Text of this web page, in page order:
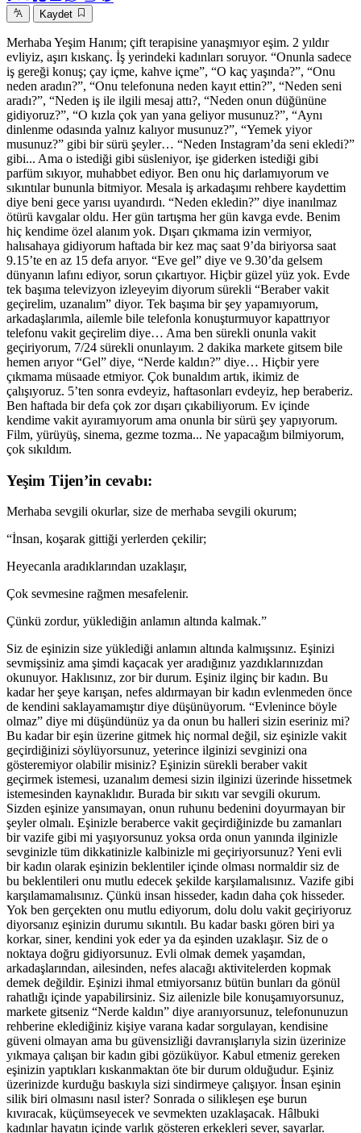
Kaydet
Merhaba Yeşim Hanım; çift terapisine yanaşmıyor eşim. 2 yıldır
evliyiz, aşırı kıskanç. İş yerindeki kadınları soruyor. “Onunla sadece
iş gereği konuş; çay içme, kahve içme”, “O kaç yaşında?”, “Onu
neden aradın?”, “Onu telefonuna neden kayıt ettin?”, “Neden seni
aradı?”, “Neden iş ile ilgili mesaj attı?, “Neden onun düğününe
gidiyoruz?”, “O kızla çok yan yana geliyor musunuz?”, “Aynı
dinlenme odasında yalnız kalıyor musunuz?”, “Yemek yiyor
musunuz?” gibi bir sürü şeyler… “Neden Instagram’da seni ekledi?”
gibi... Ama o istediği gibi süsleniyor, işe giderken istediği gibi
parfüm sıkıyor, muhabbet ediyor. Ben onu hiç darlamıyorum ve
sıkıntılar bununla bitmiyor. Mesala iş arkadaşımı rehbere kaydettim
diye beni gece yarısı uyandırdı. “Neden ekledin?” diye inanılmaz
ötürü kavgalar oldu. Her gün tartışma her gün kavga evde. Benim
hiç kendime özel alanım yok. Dışarı çıkmama izin vermiyor,
halısahaya gidiyorum haftada bir kez maç saat 9’da biriyorsa saat
9.15’te en az 15 defa arıyor. “Eve gel” diye ve 9.30’da gelsem
dünyanın lafını ediyor, sorun çıkartıyor. Hiçbir güzel yüz yok. Evde
tek başıma televizyon izleyeyim diyorum sürekli “Beraber vakit
geçirelim, uzanalım” diyor. Tek başıma bir şey yapamıyorum,
arkadaşlarımla, ailemle bile telefonla konuşturmuyor kapattrıyor
telefonu vakit geçirelim diye… Ama ben sürekli onunla vakit
geçiriyorum, 7/24 sürekli onunlayım. 2 dakika markete gitsem bile
hemen arıyor “Gel” diye, “Nerde kaldın?” diye… Hiçbir yere
çıkmama müsaade etmiyor. Çok bunaldım artık, ikimiz de
çalışıyoruz. 5’ten sonra evdeyiz, haftasonları evdeyiz, hep beraberiz.
Ben haftada bir defa çok zor dışarı çıkabiliyorum. Ev içinde
kendime vakit ayıramıyorum ama onunla bir sürü şey yapıyorum.
Film, yürüyüş, sinema, gezme tozma... Ne yapacağım bilmiyorum,
çok sıkıldım.
Yeşim Tijen’in cevabı:
Merhaba sevgili okurlar, size de merhaba sevgili okurum;
“İnsan, koşarak gittiği yerlerden çekilir;
Heyecanla aradıklarından uzaklaşır,
Çok sevmesine rağmen mesafelenir.
Çünkü zordur, yüklediğin anlamın altında kalmak.”
Siz de eşinizin size yüklediği anlamın altında kalmışsınız. Eşinizi
sevmişsiniz ama şimdi kaçacak yer aradığınız yazdıklarınızdan
okunuyor. Haklısınız, zor bir durum. Eşiniz ilginç bir kadın. Bu
kadar her şeye karışan, nefes aldırmayan bir kadın evlenmeden önce
de kendini saklayamamıştır diye düşünüyorum. “Evlenince böyle
olmaz” diye mi düşündünüz ya da onun bu halleri sizin eseriniz mi?
Bu kadar bir eşin üzerine gitmek hiç normal değil, siz eşinizle vakit
geçirdiğinizi söylüyorsunuz, yeterince ilginizi sevginizi ona
gösteremiyor olabilir misiniz? Eşinizin sürekli beraber vakit
geçirmek istemesi, uzanalım demesi sizin ilginizi üzerinde hissetmek
istemesinden kaynaklıdır. Burada bir sıkıtı var sevgili okurum.
Sizden eşinize yansımayan, onun ruhunu bedenini doyurmayan bir
şeyler olmalı. Eşinizle beraberce vakit geçirdiğinizde bu zamanları
bir vazife gibi mi yaşıyorsunuz yoksa orda onun yanında ilginizle
sevginizle tüm dikkatinizle kalbinizle mi geçiriyorsunuz? Yeni evli
bir kadın olarak eşinizin beklentiler içinde olması normaldir siz de
bu beklentileri onu mutlu edecek şekilde karşılamalısınız. Vazife gibi
karşılamamalısınız. Çünkü insan hisseder, kadın daha çok hisseder.
Yok ben gerçekten onu mutlu ediyorum, dolu dolu vakit geçiriyoruz
diyorsanız eşinizin durumu sıkıntılı. Bu kadar baskı gören biri ya
korkar, siner, kendini yok eder ya da eşinden uzaklaşır. Siz de o
noktaya doğru gidiyorsunuz. Evli olmak demek yaşamdan,
arkadaşlarından, ailesinden, nefes alacağı aktivitelerden kopmak
demek değildir. Eşinizi ihmal etmiyorsanız bütün bunları da gönül
rahatlığı içinde yapabilirsiniz. Siz ailenizle bile konuşamıyorsunuz,
markete gitseniz “Nerde kaldın” diye aranıyorsunuz, telefonunuzun
rehberine eklediğiniz kişiye varana kadar sorgulayan, kendisine
güveni olmayan ama bu güvensizliği davranışlarıyla sizin üzerinize
yıkmaya çalışan bir kadın gibi gözüküyor. Kabul etmeniz gereken
eşinizin yaptıkları kıskanmaktan öte bir durum olduğudur. Eşiniz
üzerinizde kurduğu baskıyla sizi sindirmeye çalışıyor. İnsan eşinin
silik biri olmasını nasıl ister? Sonrada o silikleşen eşe burun
kıvıracak, küçümseyecek ve sevmekten uzaklaşacak. Hâlbuki
kadınlar hayatın içinde varlık gösteren erkekleri sever, sayarlar.